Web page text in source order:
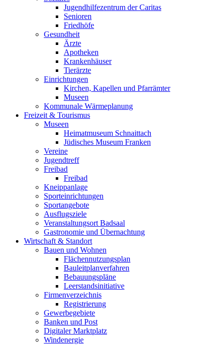
Jugendhilfezentrum der Caritas
Senioren
Friedhöfe
Gesundheit
Ärzte
Apotheken
Krankenhäuser
Tierärzte
Einrichtungen
Kirchen, Kapellen und Pfarrämter
Museen
Kommunale Wärmeplanung
Freizeit & Tourismus
Museen
Heimatmuseum Schnaittach
Jüdisches Museum Franken
Vereine
Jugendtreff
Freibad
Freibad
Kneippanlage
Sporteinrichtungen
Sportangebote
Ausflugsziele
Veranstaltungsort Badsaal
Gastronomie und Übernachtung
Wirtschaft & Standort
Bauen und Wohnen
Flächennutzungsplan
Bauleitplanverfahren
Bebauungspläne
Leerstandsinitiative
Firmenverzeichnis
Registrierung
Gewerbegebiete
Banken und Post
Digitaler Marktplatz
Windenergie